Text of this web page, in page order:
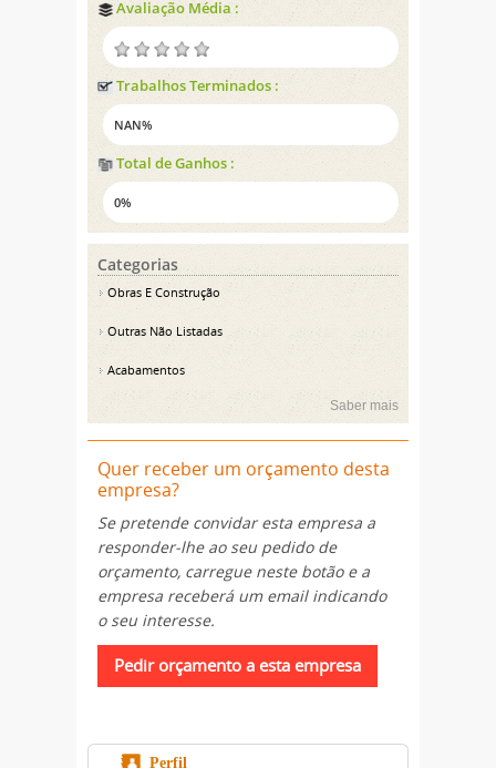
Avaliação Média :
Trabalhos Terminados :
NAN%
Total de Ganhos :
0%
Categorias
Obras E Construção
Outras Não Listadas
Acabamentos
Saber mais
Quer receber um orçamento desta
empresa?
Se pretende convidar esta empresa a
responder-lhe ao seu pedido de
orçamento, carregue neste botão e a
empresa receberá um email indicando
o seu interesse.
Perfil